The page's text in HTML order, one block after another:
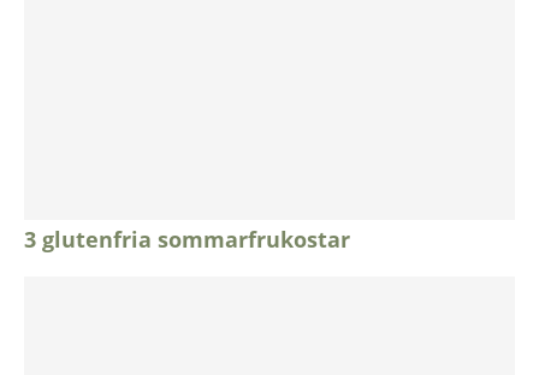
3 glutenfria sommarfrukostar